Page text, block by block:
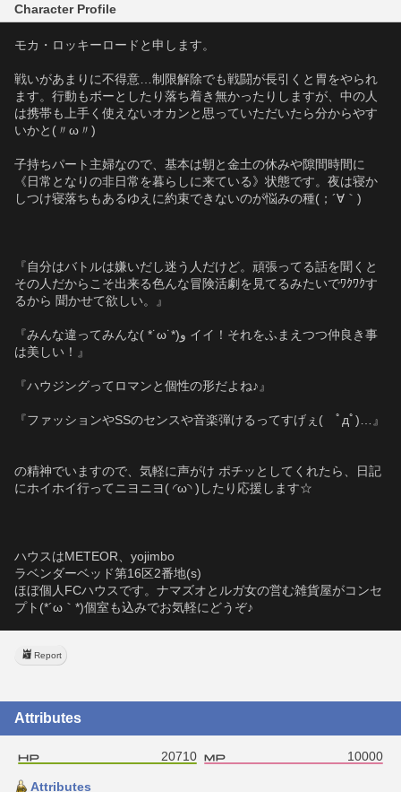
Character Profile
モカ・ロッキーロードと申します。
戦いがあまりに不得意…制限解除でも戦闘が長引くと胃をやられ
ます。行動もボーとしたり落ち着き無かったりしますが、中の人
は携帯も上手く使えないオカンと思っていただいたら分からやす
いかと(〃ω〃)ゝ
子持ちパート主婦なので、基本は朝と金土の休みや隙間時間に
《日常となりの非日常を暮らしに来ている》状態です。夜は寝か
しつけ寝落ちもあるゆえに約束できないのが悩みの種(；´∀｀)
『自分はバトルは嫌いだし迷う人だけど。頑張ってる話を聞くと
その人だからこそ出来る色んな冒険活劇を見てるみたいでﾜｸﾜｸす
るから 聞かせて欲しい。』
『みんな違ってみんな( *˙ω˙*)و イイ！それをふまえつつ仲良き事
は美しい！』
『ハウジングってロマンと個性の形だよね♪』
『ファッションやSSのセンスや音楽弾けるってすげぇ(　ﾟдﾟ)…』
の精神でいますので、気軽に声がけ ポチッとしてくれたら、日記
にホイホイ行ってニヨニヨ( ◜ω◝ )したり応援します☆
ハウスはMETEOR、yojimbo
ラベンダーベッド第16区2番地(s)
ほぼ個人FCハウスです。ナマズオとルガ女の営む雑貨屋がコンセ
プト(*´ω｀*)個室も込みでお気軽にどうぞ♪
Report
Attributes
20710 10000
Attributes